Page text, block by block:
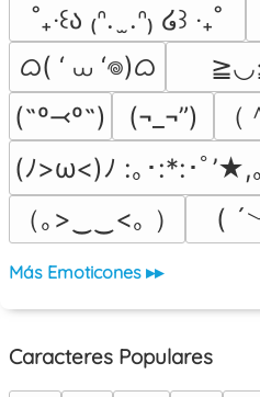
˚₊‧꒰ა ₍ᐢ.  ̫.ᐢ₎ ໒꒱ ‧₊˚
ᜊ( ‘ ⩊ ‘𖦹)ᜊ
(˶º⤙º˶)
(¬_¬”)
(ﾉ>ω<)ﾉ :｡･:*:･ﾟ’★,
（｡>‿‿<｡ ）
(
Más Emoticones ▸▸
Caracteres Populares